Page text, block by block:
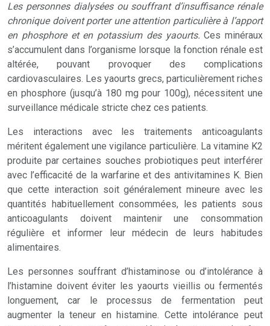
Les personnes dialysées ou souffrant d’insuffisance rénale
chronique doivent porter une attention particulière à l’apport
en phosphore et en potassium des yaourts. Ces minéraux
s’accumulent dans l’organisme lorsque la fonction rénale est
altérée, pouvant provoquer des complications
cardiovasculaires. Les yaourts grecs, particulièrement riches
en phosphore (jusqu’à 180 mg pour 100g), nécessitent une
surveillance médicale stricte chez ces patients.
Les interactions avec les traitements anticoagulants
méritent également une vigilance particulière. La vitamine K2
produite par certaines souches probiotiques peut interférer
avec l’efficacité de la warfarine et des antivitamines K. Bien
que cette interaction soit généralement mineure avec les
quantités habituellement consommées, les patients sous
anticoagulants doivent maintenir une consommation
régulière et informer leur médecin de leurs habitudes
alimentaires.
Les personnes souffrant d’histaminose ou d’intolérance à
l’histamine doivent éviter les yaourts vieillis ou fermentés
longuement, car le processus de fermentation peut
augmenter la teneur en histamine. Cette intolérance peut